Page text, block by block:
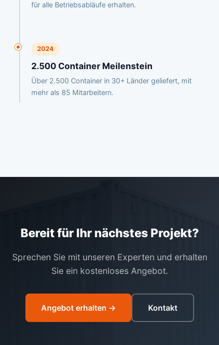
für alle Betriebsabläufe erhalten.
2024
2.500 Container Meilenstein
Über 2.500 Container in 30+ Länder geliefert, mit
mehr als 85 Mitarbeitern.
Bereit für Ihr nächstes Projekt?
Sprechen Sie mit unseren Experten und erhalten
Sie ein kostenloses Angebot.
Angebot erhalten → Kontakt